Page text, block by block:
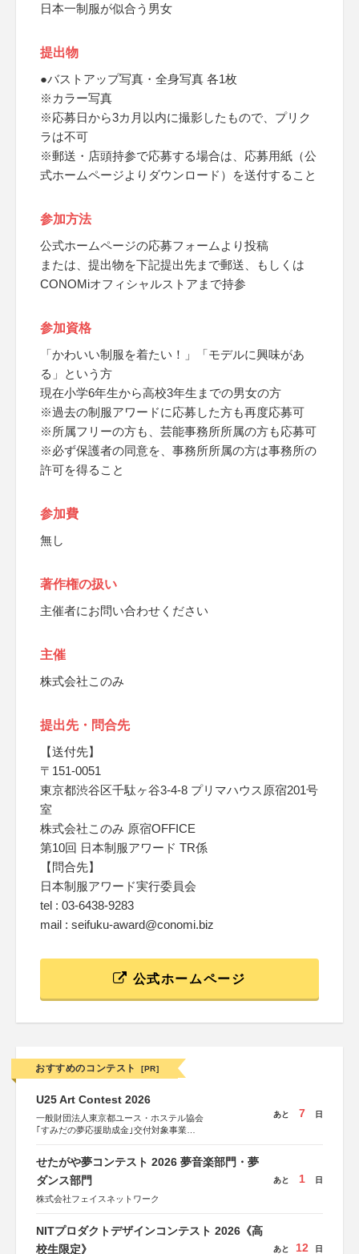
日本一制服が似合う男女
提出物
●バストアップ写真・全身写真 各1枚
※カラー写真
※応募日から3カ月以内に撮影したもので、プリク
ラは不可
※郵送・店頭持参で応募する場合は、応募用紙（公
式ホームページよりダウンロード）を送付すること
参加方法
公式ホームページの応募フォームより投稿
または、提出物を下記提出先まで郵送、もしくは
CONOMiオフィシャルストアまで持参
参加資格
「かわいい制服を着たい！」「モデルに興味があ
る」という方
現在小学6年生から高校3年生までの男女の方
※過去の制服アワードに応募した方も再度応募可
※所属フリーの方も、芸能事務所所属の方も応募可
※必ず保護者の同意を、事務所所属の方は事務所の
許可を得ること
参加費
無し
著作権の扱い
主催者にお問い合わせください
主催
株式会社このみ
提出先・問合先
【送付先】
〒151-0051
東京都渋谷区千駄ヶ谷3-4-8 プリマハウス原宿201号
室
株式会社このみ 原宿OFFICE
第10回 日本制服アワード TR係
【問合先】
日本制服アワード実行委員会
tel : 03-6438-9283
mail : seifuku-award@conomi.biz
公式ホームページ
おすすめのコンテスト [PR]
U25 Art Contest 2026
一般財団法人東京都ユース・ホステル協会
｢すみだの夢応援助成金｣交付対象事業
あと 7 日
せたがや夢コンテスト 2026 夢音楽部門・夢
ダンス部門
株式会社フェイスネットワーク
あと 1 日
NITプロダクトデザインコンテスト 2026《高
校生限定》
あと 12 日